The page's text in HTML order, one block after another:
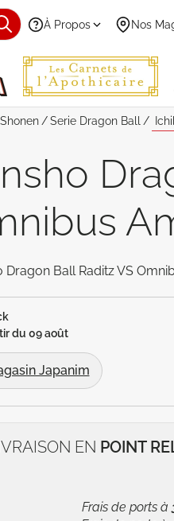
À Propos Nos
Shonen Serie Dragon Ball
Dragon Ball Raditz VS
du 09 août
Japanim
EN POINT
Frais de ports à